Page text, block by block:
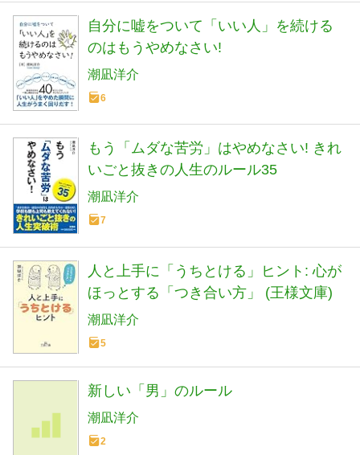
自分に嘘をついて「いい人」を続ける
のはもうやめなさい!
潮凪洋介
6
もう「ムダな苦労」はやめなさい! きれ
いごと抜きの人生のルール35
潮凪洋介
7
人と上手に「うちとける」ヒント: 心が
ほっとする「つき合い方」 (王様文庫)
潮凪洋介
5
新しい「男」のルール
潮凪洋介
2